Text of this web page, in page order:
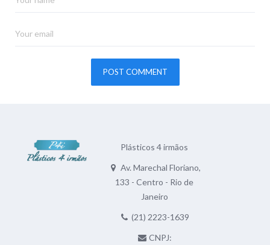
Plásticos 4 irmãos
Av. Marechal Floriano,
133 - Centro - Rio de
Janeiro
(21) 2223-1639
CNPJ: